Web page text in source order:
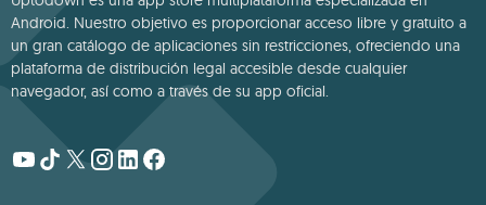
Android. Nuestro objetivo es proporcionar acceso libre y gratuito a
un gran catálogo de aplicaciones sin restricciones, ofreciendo una
plataforma de distribución legal accesible desde cualquier
navegador, así como a través de su app oficial.